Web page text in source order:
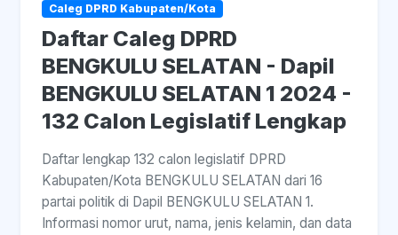
Caleg DPRD Kabupaten/Kota
Daftar Caleg DPRD
BENGKULU SELATAN - Dapil
BENGKULU SELATAN 1 2024 -
132 Calon Legislatif Lengkap
Daftar lengkap 132 calon legislatif DPRD
Kabupaten/Kota BENGKULU SELATAN dari 16
partai politik di Dapil BENGKULU SELATAN 1.
Informasi nomor urut, nama, jenis kelamin, dan data